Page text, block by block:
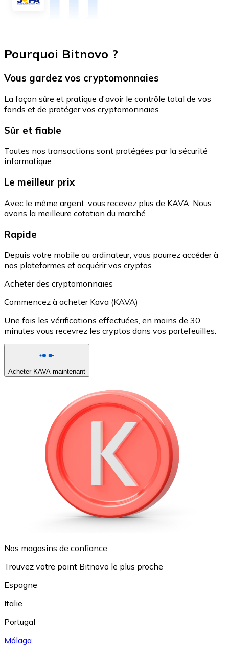
Pourquoi Bitnovo ?
Vous gardez vos cryptomonnaies
La façon sûre et pratique d'avoir le contrôle total de vos
fonds et de protéger vos cryptomonnaies.
Sûr et fiable
Toutes nos transactions sont protégées par la sécurité
informatique.
Le meilleur prix
Avec le même argent, vous recevez plus de KAVA. Nous
avons la meilleure cotation du marché.
Rapide
Depuis votre mobile ou ordinateur, vous pourrez accéder à
nos plateformes et acquérir vos cryptos.
Acheter des cryptomonnaies
Commencez à acheter Kava (KAVA)
Une fois les vérifications effectuées, en moins de 30
minutes vous recevrez les cryptos dans vos portefeuilles.
Acheter KAVA maintenant
Nos magasins de confiance
Trouvez votre point Bitnovo le plus proche
Espagne
Italie
Portugal
Málaga